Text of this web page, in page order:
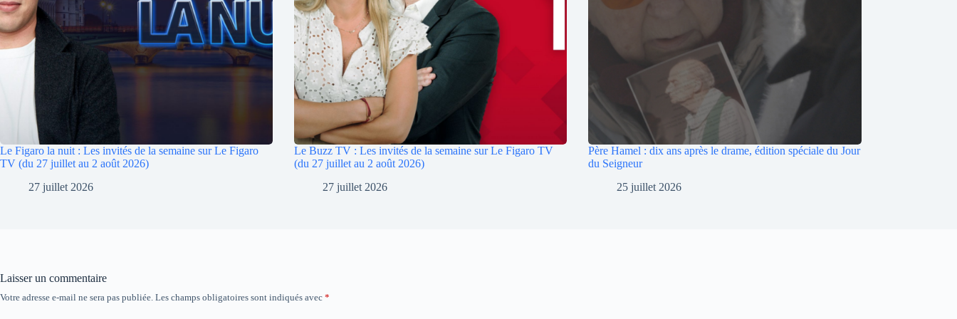
Le Figaro la nuit : Les invités de la semaine sur Le Figaro
TV (du 27 juillet au 2 août 2026)
27 juillet 2026
Le Buzz TV : Les invités de la semaine sur Le Figaro TV
(du 27 juillet au 2 août 2026)
27 juillet 2026
Père Hamel : dix ans après le drame, édition spéciale du Jour
du Seigneur
25 juillet 2026
Laisser un commentaire
Votre adresse e-mail ne sera pas publiée. Les champs obligatoires sont indiqués avec *
A